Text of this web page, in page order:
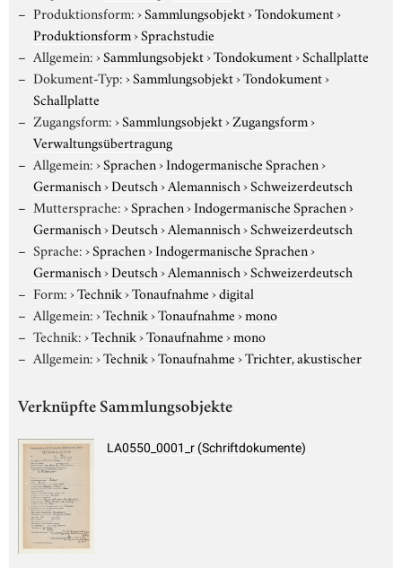
Produktionsform:›Sammlungsobjekt›Tondokument›
Produktionsform›Sprachstudie
Allgemein:›Sammlungsobjekt›Tondokument›Schallplatte
Dokument-Typ:›Sammlungsobjekt›Tondokument›
Schallplatte
Zugangsform:›Sammlungsobjekt›Zugangsform›
Verwaltungsübertragung
Allgemein:›Sprachen›Indogermanische Sprachen›
Germanisch›Deutsch›Alemannisch›Schweizerdeutsch
Muttersprache:›Sprachen›Indogermanische Sprachen›
Germanisch›Deutsch›Alemannisch›Schweizerdeutsch
Sprache:›Sprachen›Indogermanische Sprachen›
Germanisch›Deutsch›Alemannisch›Schweizerdeutsch
Form:›Technik›Tonaufnahme›digital
Allgemein:›Technik›Tonaufnahme›mono
Technik:›Technik›Tonaufnahme›mono
Allgemein:›Technik›Tonaufnahme›Trichter, akustischer
Verknüpfte Sammlungsobjekte
LA0550_0001_r (Schriftdokumente)